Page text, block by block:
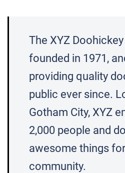
The XYZ
founded in 1971,
providing quality
public ever since.
Gotham City, XYZ
2,000 people and
awesome things
community.